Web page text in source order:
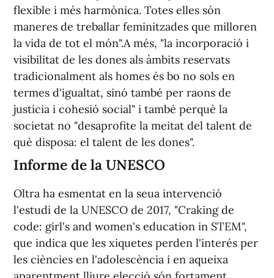
flexible i més harmònica. Totes elles són
maneres de treballar feminitzades que milloren
la vida de tot el món".A més, "la incorporació i
visibilitat de les dones als àmbits reservats
tradicionalment als homes és bo no sols en
termes d'igualtat, sinó també per raons de
justícia i cohesió social" i també perquè la
societat no "desaprofite la meitat del talent de
què disposa: el talent de les dones".
Informe de la UNESCO
Oltra ha esmentat en la seua intervenció
l'estudi de la UNESCO de 2017, "Craking de
code: girl's and women's education in STEM",
que indica que les xiquetes perden l'interés per
les ciències en l'adolescència i en aqueixa